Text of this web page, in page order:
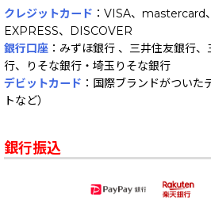
クレジットカード ：VISA、mastercard
EXPRESS、DISCOVER
銀行口座 ：みずほ銀行 、三井住友銀行
行、りそな銀行・埼玉りそな銀行
デビットカード ：国際ブランドがつい
トなど）
銀行振込